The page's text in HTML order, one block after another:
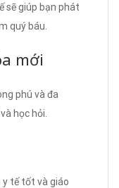
sẽ giúp bạn phát
quý báu.
mới
phú và đa
học hỏi.
y tế tốt và giáo